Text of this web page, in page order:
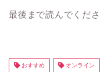
最後まで読んでくだ
おすすめ オンライン